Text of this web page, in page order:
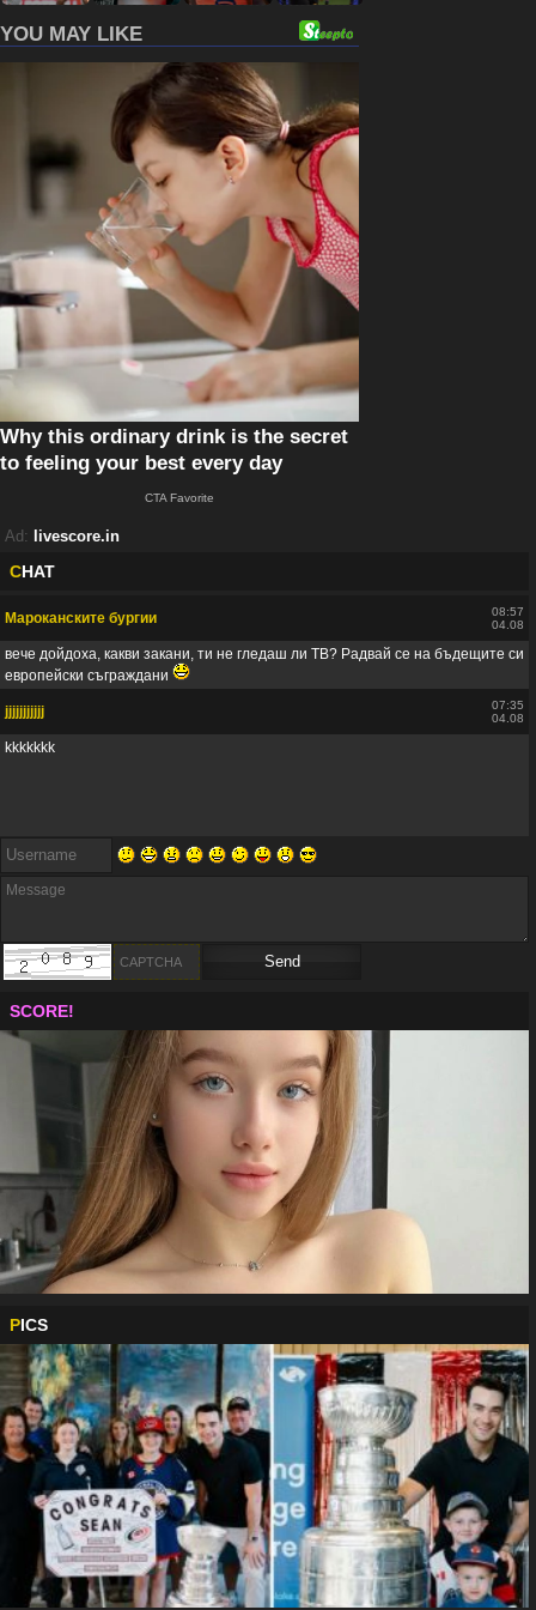
Ad: livescore.in
CHAT
Мароканските бургии
08:57
04.08
вече дойдоха, какви закани, ти не гледаш ли ТВ? Радвай се на бъдещите си
европейски съграждани
jjjjjjjjjjj
07:35
04.08
kkkkkkk
........
Мароканските бургии
00:12
04.08
вече дойдоха, какви закани, ти не гледаш ли ТВ? Радвай се на бъдещите си
европейски съграждани
Жоро.
03.08
Стига бе жалко инкогнито . Не мислиш ли
че от твойте МАЛОУМНИ ЗАКАНИ сън не
ме хваща ? Само не разбирам тия дето
" карат наред " теб как ще те прескочат?
ПРОСТАК СИ РОДЕН И ТАКЪВ ЩЕ
SCORE!
PICS